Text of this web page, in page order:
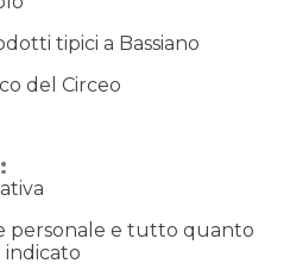
tipici a Bassiano
del Circeo
personale e tutto quanto
indicato